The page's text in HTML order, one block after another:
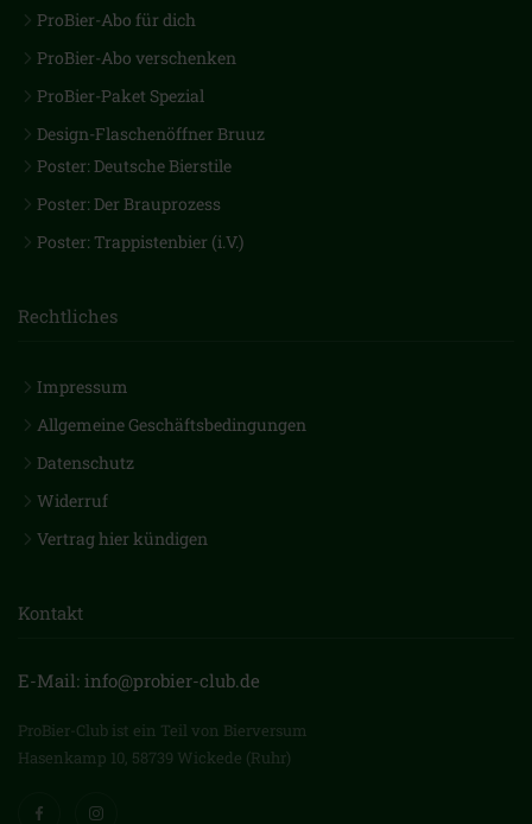
ProBier-Abo für dich
ProBier-Abo verschenken
ProBier-Paket Spezial
Design-Flaschenöffner Bruuz
Poster: Deutsche Bierstile
Poster: Der Brauprozess
Poster: Trappistenbier (i.V.)
Rechtliches
Impressum
Allgemeine Geschäftsbedingungen
Datenschutz
Widerruf
Vertrag hier kündigen
Kontakt
E-Mail: info@probier-club.de
ProBier-Club ist ein Teil von Bierversum
Hasenkamp 10, 58739 Wickede (Ruhr)